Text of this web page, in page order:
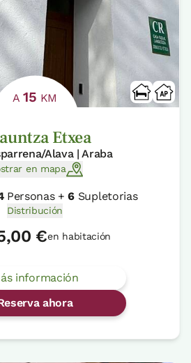
A15 KM
Etxea
Alava | Araba
en mapa
Personas +6 Supletorias
Distribución
€en habitación
información
ahora